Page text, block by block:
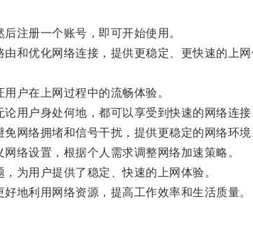
注册一个账号，即可开始使用。
优化网络连接，提供更稳定、更快速的上网
户在上网过程中的流畅体验。
户身处何地，都可以享受到快速的网络连接
络拥堵和信号干扰，提供更稳定的网络环境
设置，根据个人需求调整网络加速策略。
为用户提供了稳定、快速的上网体验。
利用网络资源，提高工作效率和生活质量。